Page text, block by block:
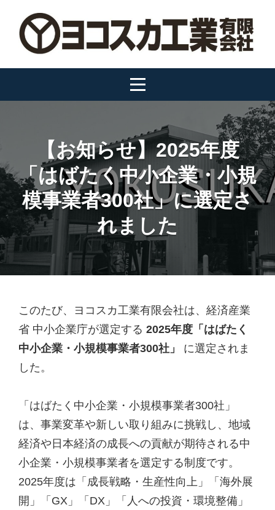
content
【お知らせ】2025年度
「はばたく中小企業・小規
模事業者300社」に選定さ
れました
このたび、ヨコスカ工業有限会社は、経済産業
省 中小企業庁が選定する 2025年度「はばたく
中小企業・小規模事業者300社」
に選定されま
した。
「はばたく中小企業・小規模事業者300社」
は、事業変革や新しい取り組みに挑戦し、地域
経済や日本経済の成長への貢献が期待される中
小企業・小規模事業者を選定する制度です。
2025年度は「成長戦略・生産性向上」「海外展
開」「GX」「DX」「人への投資・環境整備」
投
稿
ナ
ゲ
ー
シ
ョ
ン